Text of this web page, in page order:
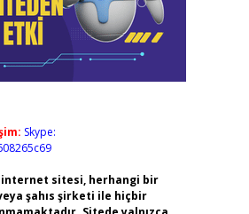
Skype:
internet sitesi, herhangi bir
şahıs şirketi ile hiçbir